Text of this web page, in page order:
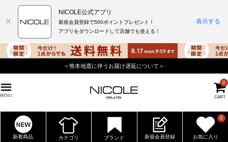
＜熊本地震に伴うお届け遅延について＞
MENU CART
0
新着商品 カテゴリ ブランド 新規会員登録 お気に入り
0
NICOLE公式アプリ
新規会員登録で500ポイントプレゼント！
アプリをダウンロードして店舗でも使える！
表示する